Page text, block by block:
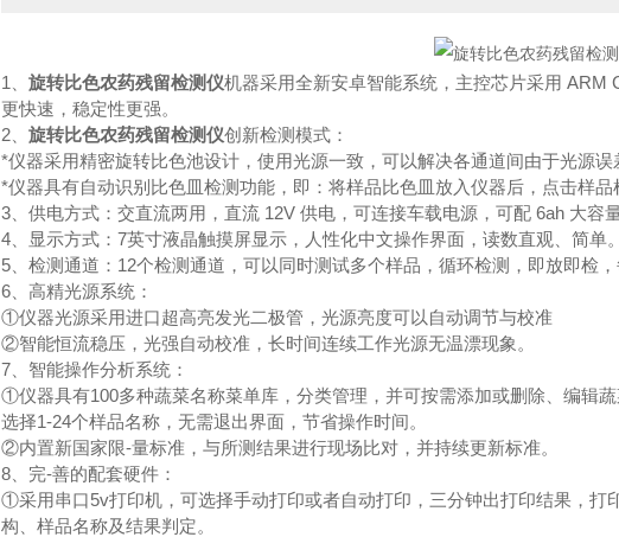
1、 旋转比色农药残留检测仪机器采用全新安卓智能系统，主控芯片采用 ARM
更快速，稳定性更强。
2、 旋转比色农药残留检测仪创新检测模式：
*仪器采用精密旋转比色池设计，使用光源一致，可以解决各通道间由于光源
*仪器具有自动识别比色皿检测功能，即：将样品比色皿放入仪器后，点击样品
3、供电方式：交直流两用，直流 12V 供电，可连接车载电源，可配 6ah 大容
4、显示方式：7英寸液晶触摸屏显示，人性化中文操作界面，读数直观、简单。
5、检测通道：12个检测通道，可以同时测试多个样品，循环检测，即放即检
6、高精光源系统：
①仪器光源采用进口超高亮发光二极管，光源亮度可以自动调节与校准
②智能恒流稳压，光强自动校准，长时间连续工作光源无温漂现象。
7、智能操作分析系统：
①仪器具有100多种蔬菜名称菜单库，分类管理，并可按需添加或删除、编辑
选择1-24个样品名称，无需退出界面，节省操作时间。
②内置新国家限-量标准，与所测结果进行现场比对，并持续更新标准。
8、完-善的配套硬件：
①采用串口5v打印机，可选择手动打印或者自动打印，三分钟出打印结果，打
构、样品名称及结果判定。